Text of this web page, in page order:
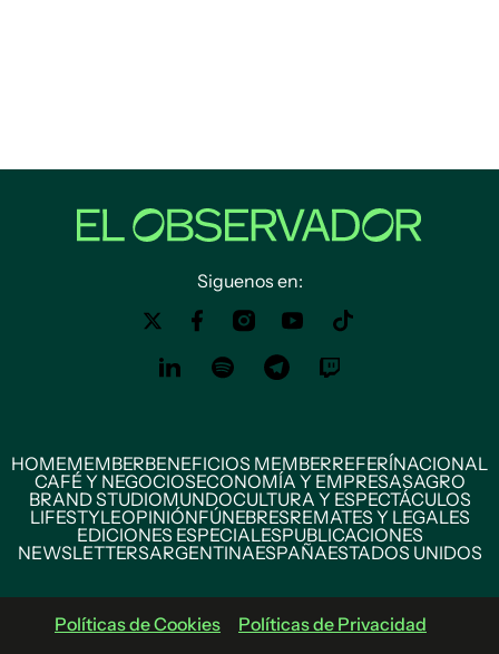
Siguenos en:
HOMEMEMBERBENEFICIOS MEMBERREFERÍNACIONAL
CAFÉ Y NEGOCIOSECONOMÍA Y EMPRESASAGRO
BRAND STUDIOMUNDOCULTURA Y ESPECTÁCULOS
LIFESTYLEOPINIÓNFÚNEBRESREMATES Y LEGALES
EDICIONES ESPECIALESPUBLICACIONES
NEWSLETTERSARGENTINAESPAÑAESTADOS UNIDOS
Políticas de Cookies
Políticas de Privacidad